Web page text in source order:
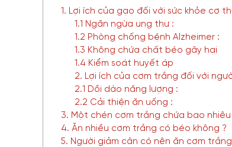
1. Lợi ích của gạo đối với sức khỏe cơ
1.1 Ngăn ngừa ung thư :
1.2 Phòng chống bệnh Alzheimer :
1.3 Không chứa chất béo gây hại
1.4 Kiểm soát huyết áp
2. Lợi ích của cơm trắng đối với
2.1 Dồi dào năng lượng :
2.2 Cải thiện ăn uống :
3. Một chén cơm trắng chứa bao nhiêu
4. Ăn nhiều cơm trắng có béo không ?
5. Người giảm cân có nên ăn cơm trắng